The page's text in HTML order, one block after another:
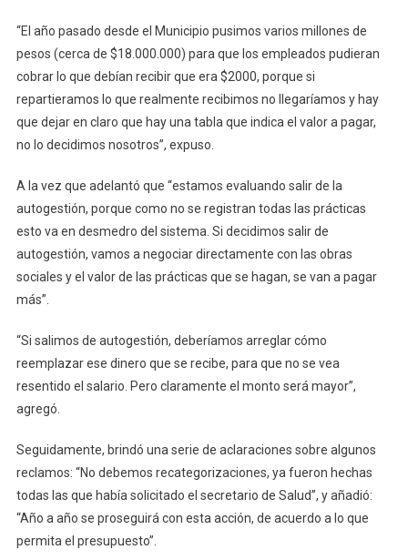
“El año pasado desde el Municipio pusimos varios millones de
pesos (cerca de $18.000.000) para que los empleados pudieran
cobrar lo que debían recibir que era $2000, porque si
repartieramos lo que realmente recibimos no llegaríamos y hay
que dejar en claro que hay una tabla que indica el valor a pagar,
no lo decidimos nosotros”, expuso.
A la vez que adelantó que “estamos evaluando salir de la
autogestión, porque como no se registran todas las prácticas
esto va en desmedro del sistema. Si decidimos salir de
autogestión, vamos a negociar directamente con las obras
sociales y el valor de las prácticas que se hagan, se van a pagar
más”.
“Si salimos de autogestión, deberíamos arreglar cómo
reemplazar ese dinero que se recibe, para que no se vea
resentido el salario. Pero claramente el monto será mayor”,
agregó.
Seguidamente, brindó una serie de aclaraciones sobre algunos
reclamos: “No debemos recategorizaciones, ya fueron hechas
todas las que había solicitado el secretario de Salud”, y añadió:
“Año a año se proseguirá con esta acción, de acuerdo a lo que
permita el presupuesto”.